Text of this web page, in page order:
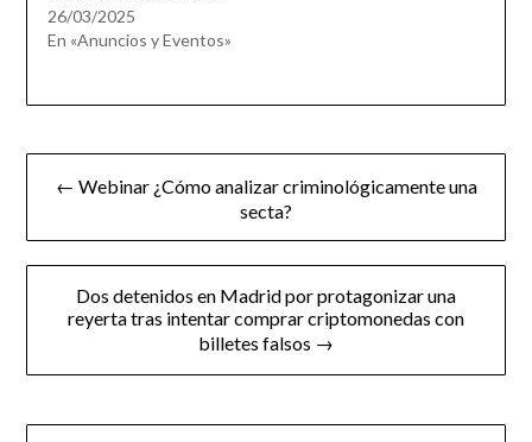
26/03/2025
En «Anuncios y Eventos»
Navegación
← Webinar ¿Cómo analizar criminológicamente una
secta?
Dos detenidos en Madrid por protagonizar una
reyerta tras intentar comprar criptomonedas con
billetes falsos →